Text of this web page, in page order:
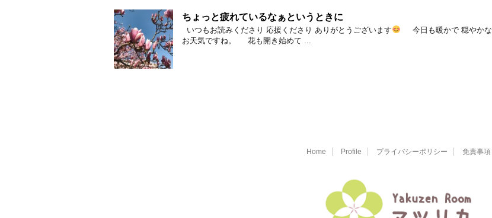
ちょっと疲れているなぁというときに
いつもお読みくださり 応援くださり ありがとうございます
今日も暖かで 穏やかな
お天気ですね。 花も開き始めて ...
Home Profile プライバシーポリシー 免責事項